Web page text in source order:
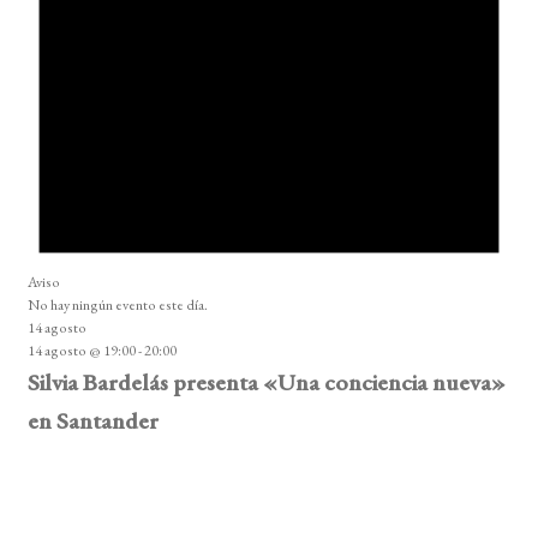
Aviso
No hay ningún evento este día.
14 agosto
14 agosto @ 19:00-20:00
Silvia Bardelás presenta «Una conciencia nueva»
en Santander